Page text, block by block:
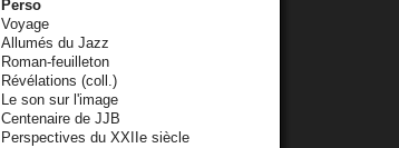
Perso
Voyage
Allumés du Jazz
Roman-feuilleton
Révélations (coll.)
Le son sur l'image
Centenaire de JJB
Perspectives du XXIIe siècle